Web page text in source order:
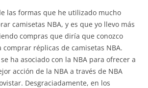
las formas que he utilizado mucho
camisetas NBA, y es que yo llevo más
compras que diría que conozco
comprar réplicas de camisetas NBA.
ha asociado con la NBA para ofrecer a
acción de la NBA a través de NBA
Desgraciadamente, en los